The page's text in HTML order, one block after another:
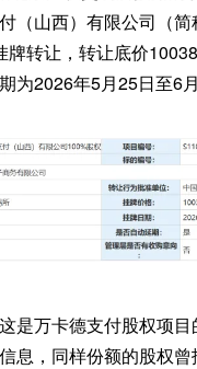
（山西）有限公司（简
牌转让，转让底价
为2026年5月25日至6月
是万卡德支付股权项目
息，同样份额的股权